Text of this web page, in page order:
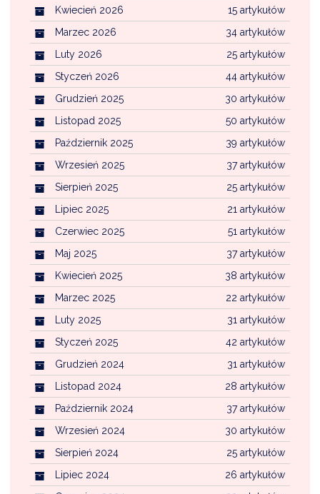
CZYSTE POWIETRZE
EWIDENCJA EMISYJNOŚCI BUDYNKÓW (CEEB)
15 artykułów
Kwiecień 2026
34 artykułów
Marzec 2026
25 artykułów
Luty 2026
44 artykułów
Styczeń 2026
30 artykułów
Grudzień 2025
50 artykułów
Listopad 2025
39 artykułów
Październik 2025
37 artykułów
Wrzesień 2025
25 artykułów
Sierpień 2025
21 artykułów
Lipiec 2025
51 artykułów
Czerwiec 2025
37 artykułów
Maj 2025
38 artykułów
Kwiecień 2025
22 artykułów
Marzec 2025
31 artykułów
Luty 2025
42 artykułów
Styczeń 2025
31 artykułów
Grudzień 2024
28 artykułów
Listopad 2024
37 artykułów
Październik 2024
30 artykułów
Wrzesień 2024
25 artykułów
Sierpień 2024
26 artykułów
Lipiec 2024